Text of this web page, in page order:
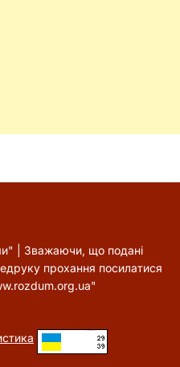
| Зважаючи, що подані
прохання посилатися